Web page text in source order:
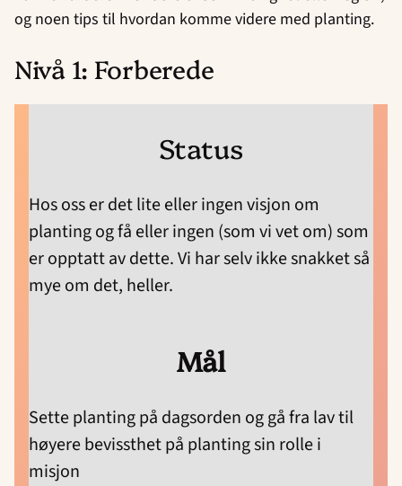
og noen tips til hvordan komme videre med planting.
Nivå 1: Forberede
Status
Hos oss er det lite eller ingen visjon om
planting og få eller ingen (som vi vet om) som
er opptatt av dette. Vi har selv ikke snakket så
mye om det, heller.
Mål
Sette planting på dagsorden og gå fra lav til
høyere bevissthet på planting sin rolle i
misjon